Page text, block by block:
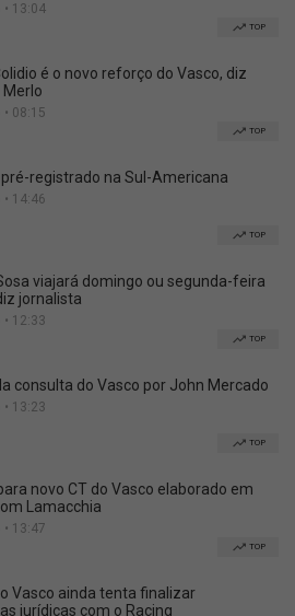
13:04
TOP
é o novo reforço do Vasco, diz
Merlo
08:15
TOP
registrado na Sul-Americana
14:46
TOP
viajará domingo ou segunda-feira
jornalista
12:33
TOP
consulta do Vasco por John Mercado
13:23
TOP
novo CT do Vasco elaborado em
Lamacchia
13:47
TOP
Vasco ainda tenta finalizar
jurídicas com o Racing